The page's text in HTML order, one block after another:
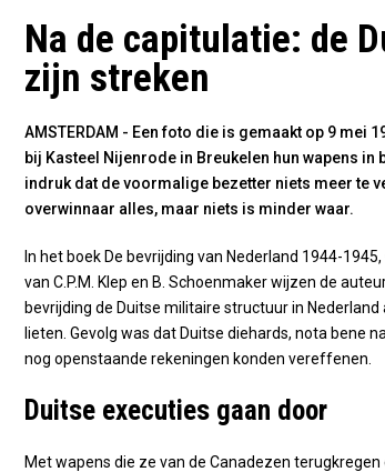
Na de capitulatie: de
zijn streken
AMSTERDAM - Een foto die is gemaakt op 9 mei
bij Kasteel Nijenrode in Breukelen hun wapens in
indruk dat de voormalige bezetter niets meer te
overwinnaar alles, maar niets is minder waar.
In het boek De bevrijding van Nederland 1944-
van C.P.M. Klep en B. Schoenmaker wijzen de
bevrijding de Duitse militaire structuur in
lieten. Gevolg was dat Duitse diehards, nota bene
nog openstaande rekeningen konden vereffenen.
Duitse executies gaan door
Met wapens die ze van de Canadezen